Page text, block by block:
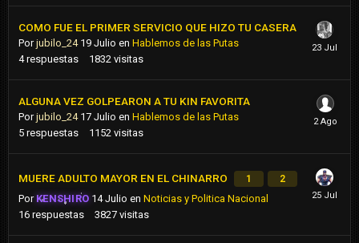
COMO FUE EL PRIMER SERVICIO QUE HIZO TU CASERA
Porjubilo_24 19 Julio en Hablemos de las Putas
4 respuestas 1832 visitas
ALGUNA VEZ GOLPEARON A TU KIN FAVORITA
Porjubilo_24 17 Julio en Hablemos de las Putas
5 respuestas 1152 visitas
MUERE ADULTO MAYOR EN EL CHINARRO 1 2
Por KENSHIRO 14 Julio enNoticias y Politica Nacional
16 respuestas 3827 visitas